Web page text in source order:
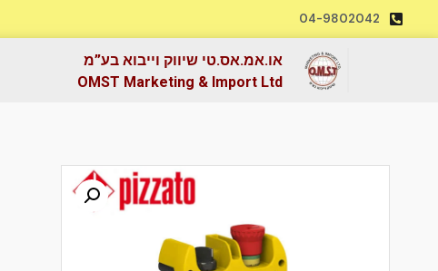
04-9802042
או.אמ.אס.טי שיווק וייבוא בע”מ
OMST Marketing & Import Ltd